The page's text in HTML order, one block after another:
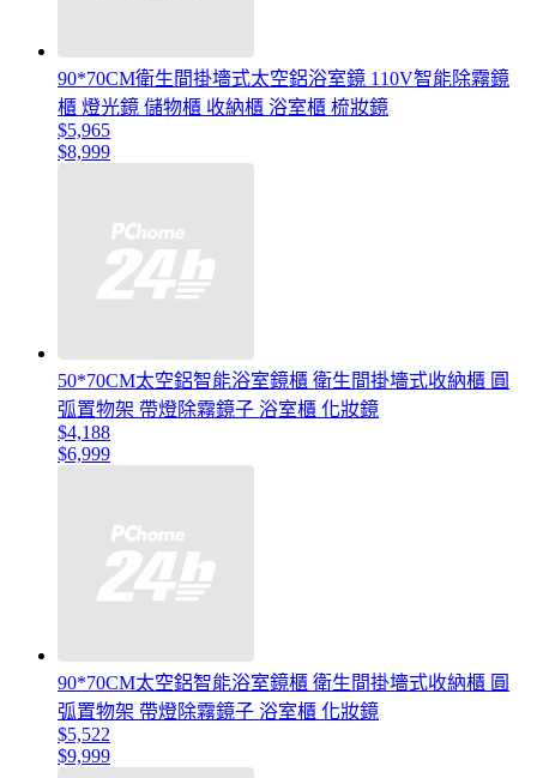
90*70CM衛生間掛墻式太空鋁浴室鏡 110V智能除霧鏡
櫃 燈光鏡 儲物櫃 收納櫃 浴室櫃 梳妝鏡
$5,965
$8,999
50*70CM太空鋁智能浴室鏡櫃 衛生間掛墻式收納櫃 圓
弧置物架 帶燈除霧鏡子 浴室櫃 化妝鏡
$4,188
$6,999
90*70CM太空鋁智能浴室鏡櫃 衛生間掛墻式收納櫃 圓
弧置物架 帶燈除霧鏡子 浴室櫃 化妝鏡
$5,522
$9,999